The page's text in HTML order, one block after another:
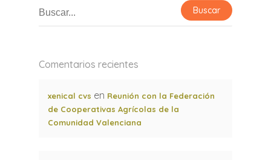
Comentarios recientes
xenical cvs en Reunión con la Federación
de Cooperativas Agrícolas de la
Comunidad Valenciana